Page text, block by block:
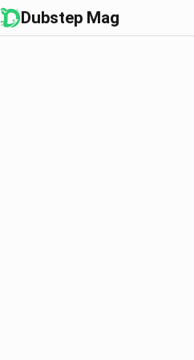
Dubstep Mag